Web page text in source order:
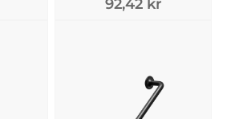
92,42 kr